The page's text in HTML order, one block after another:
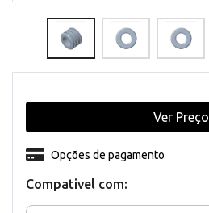
Compativel com:
Opções de pagamento
Ver Preço